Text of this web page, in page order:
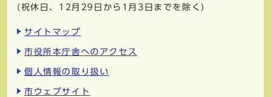
(祝休日、12月29日から1月3日までを除く)
サイトマップ
市役所本庁舎へのアクセス
個人情報の取り扱い
市ウェブサイト